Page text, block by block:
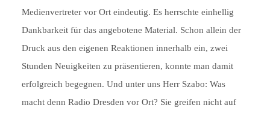
Medienvertreter vor Ort eindeutig. Es herrschte einhellig
Dankbarkeit für das angebotene Material. Schon allein der
Druck aus den eigenen Reaktionen innerhalb ein, zwei
Stunden Neuigkeiten zu präsentieren, konnte man damit
erfolgreich begegnen. Und unter uns Herr Szabo: Was
macht denn Radio Dresden vor Ort? Sie greifen nicht auf